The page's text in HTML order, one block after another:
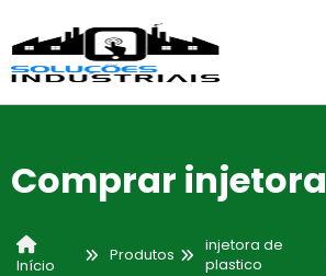
Comprar injetora
Início
Produtos
injetora de
plastico